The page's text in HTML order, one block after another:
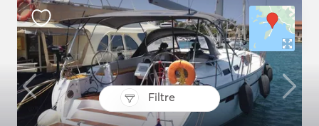
Filtre